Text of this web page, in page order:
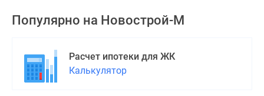
Популярно на Новострой-М
Расчет ипотеки для ЖК
Калькулятор